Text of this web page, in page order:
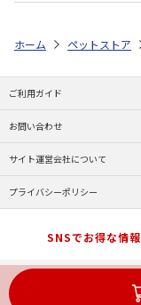
ホーム ペットストア
ご利用ガイド
お問い合わせ
サイト運営会社について
プライバシーポリシー
SNSでお得な情